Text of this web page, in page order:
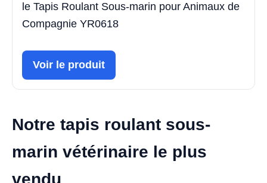
le Tapis Roulant Sous-marin pour Animaux de
Compagnie YR0618
Voir le produit
Notre tapis roulant sous-
marin vétérinaire le plus
vendu